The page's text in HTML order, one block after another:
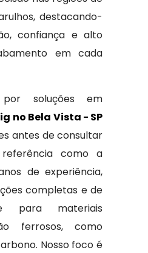
destacando-
confiança e alto
em cada
soluções em
no Bela Vista - SP
antes de consultar
como a
de experiência,
completas e de
para materiais
ferrosos, como
Nosso foco é